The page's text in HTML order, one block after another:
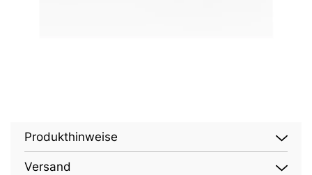
Produkthinweise
Versand